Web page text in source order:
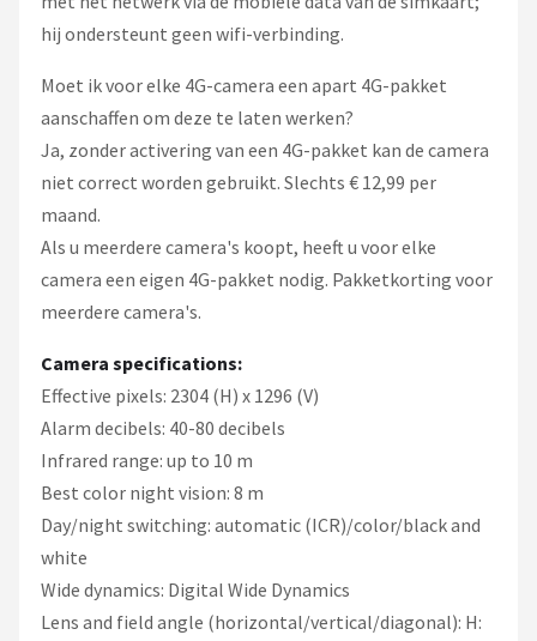
hij ondersteunt geen wifi-verbinding.
Moet ik voor elke 4G-camera een apart 4G-pakket
aanschaffen om deze te laten werken?
Ja, zonder activering van een 4G-pakket kan de camera
niet correct worden gebruikt. Slechts € 12,99 per
maand.
Als u meerdere camera's koopt, heeft u voor elke
camera een eigen 4G-pakket nodig. Pakketkorting voor
meerdere camera's.
Camera specifications:
Effective pixels: 2304 (H) x 1296 (V)
Alarm decibels: 40-80 decibels
Infrared range: up to 10 m
Best color night vision: 8 m
Day/night switching: automatic (ICR)/color/black and
white
Wide dynamics: Digital Wide Dynamics
Lens and field angle (horizontal/vertical/diagonal): H: